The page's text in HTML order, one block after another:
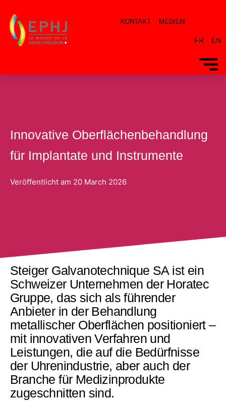
KONTAKT MEDIEN
FR EN
Innovative Oberflächenbehandlung
für Implantate und Instrumente
Veröffentlicht am 20 March 2026
Steiger Galvanotechnique SA ist ein
Schweizer Unternehmen der Horatec
Gruppe, das sich als führender
Anbieter in der Behandlung
metallischer Oberflächen positioniert –
mit innovativen Verfahren und
Leistungen, die auf die Bedürfnisse
der Uhrenindustrie, aber auch der
Branche für Medizinprodukte
zugeschnitten sind.